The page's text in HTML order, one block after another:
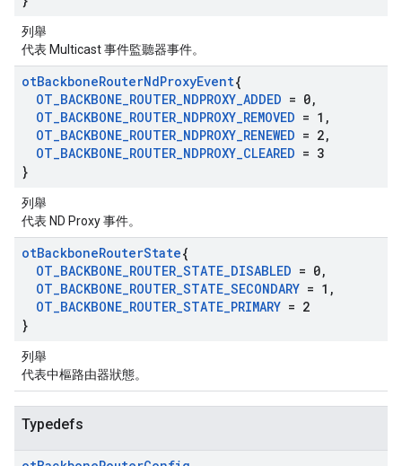
列舉
代表 Multicast 事件監聽器事件。
otBackboneRouterNdProxyEvent{
OT_BACKBONE_ROUTER_NDPROXY_ADDED = 0,
OT_BACKBONE_ROUTER_NDPROXY_REMOVED = 1 ,
OT_BACKBONE_ROUTER_NDPROXY_RENEWED = 2,
OT_BACKBONE_ROUTER_NDPROXY_CLEARED = 3
}
列舉
代表 ND Proxy 事件。
otBackboneRouterState{
OT_BACKBONE_ROUTER_STATE_DISABLED = 0,
OT_BACKBONE_ROUTER_STATE_SECONDARY = 1 ,
OT_BACKBONE_ROUTER_STATE_PRIMARY = 2
}
列舉
代表中樞路由器狀態。
Typedefs